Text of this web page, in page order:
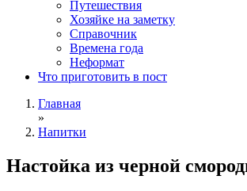
Путешествия
Хозяйке на заметку
Справочник
Времена года
Неформат
Что приготовить в пост
Главная
»
Напитки
Настойка из черной